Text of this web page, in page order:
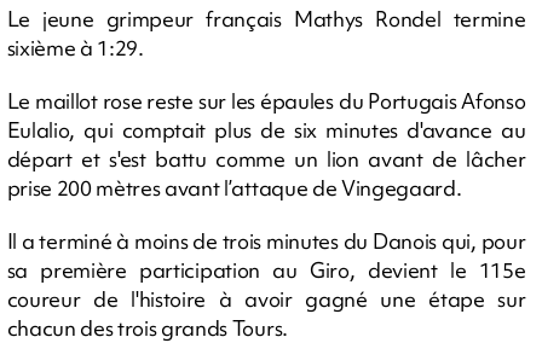
Le jeune grimpeur français Mathys Rondel termine
sixième à 1:29.
Le maillot rose reste sur les épaules du Portugais Afonso
Eulalio, qui comptait plus de six minutes d'avance au
départ et s'est battu comme un lion avant de lâcher
prise 200 mètres avant l’attaque de Vingegaard.
Il a terminé à moins de trois minutes du Danois qui, pour
sa première participation au Giro, devient le 115e
coureur de l'histoire à avoir gagné une étape sur
chacun des trois grands Tours.